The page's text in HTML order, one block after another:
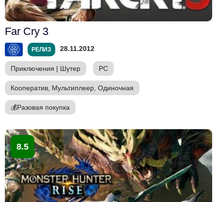
Far Cry 3
РЕЛИЗ 28.11.2012
Приключения | Шутер PC
Кооператив, Мультиплеер, Одиночная
💰Разовая покупка
8.5